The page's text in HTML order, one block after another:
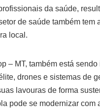
da saúde,
de saúde também tem
local.
– MT, também está
drones e sistemas de
lavouras de forma
pode se modernizar com